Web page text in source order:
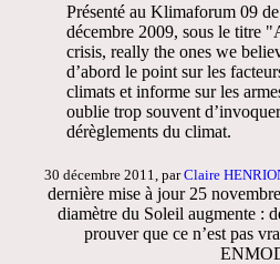
Présenté au Klimaforum 09
décembre 2009, sous le titre
crisis, really the ones we
d’abord le point sur les
climats et informe sur les
oublie trop souvent
dérèglements du climat.
30 décembre 2011, parClaire
dernière mise à jour 25
diamètre du Soleil augmente :
prouver que ce n’est pas